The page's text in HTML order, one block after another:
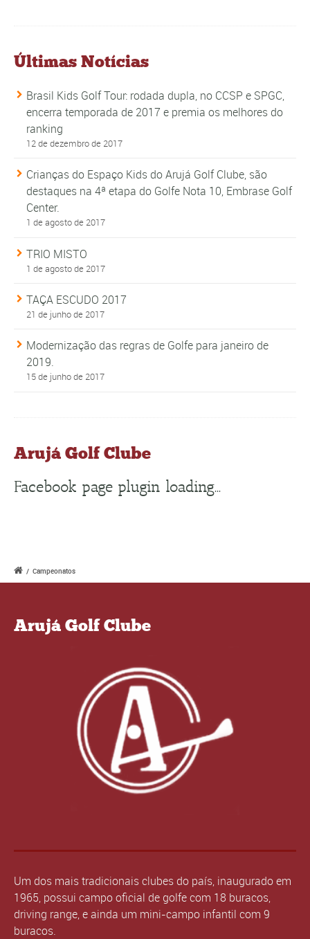
Últimas Notícias
Brasil Kids Golf Tour: rodada dupla, no CCSP e SPGC,
encerra temporada de 2017 e premia os melhores do
ranking
12 de dezembro de 2017
Crianças do Espaço Kids do Arujá Golf Clube, são
destaques na 4ª etapa do Golfe Nota 10, Embrase Golf
Center.
1 de agosto de 2017
TRIO MISTO
1 de agosto de 2017
TAÇA ESCUDO 2017
21 de junho de 2017
Modernização das regras de Golfe para janeiro de
2019.
15 de junho de 2017
Arujá Golf Clube
Facebook page plugin loading...
/ Campeonatos
Arujá Golf Clube
Um dos mais tradicionais clubes do país, inaugurado em
1965, possui campo oficial de golfe com 18 buracos,
driving range, e ainda um mini-campo infantil com 9
buracos.